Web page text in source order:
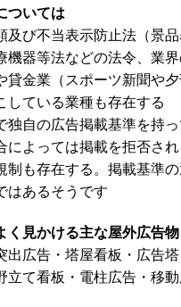
ついては
及び不当表示防止法（景品
機器等法などの法令、業
貸金業（スポーツ新聞や
している業種も存在する
独自の広告掲載基準を持
によっては掲載を拒否さ
制も存在する。掲載基準
はあるそうです
く見かける主な屋外広告物
出広告・塔屋看板・広告
立て看板・電柱広告・移動